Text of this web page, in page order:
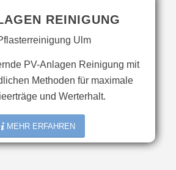
REINIGUNG
PV-Anlagen Reinigung mit
Methoden für maximale
und Werterhalt.
MEHR ERFAHREN